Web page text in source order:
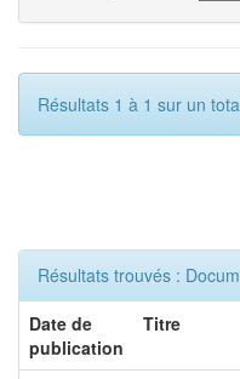
Résultats 1 à 1 sur un
Résultats trouvés :
Date de
publication
Titre